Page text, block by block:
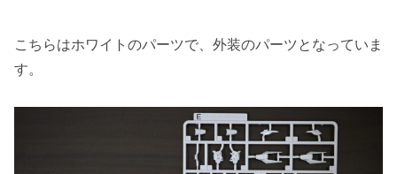
こちらはホワイトのパーツで、外装のパーツとなっていま
す。